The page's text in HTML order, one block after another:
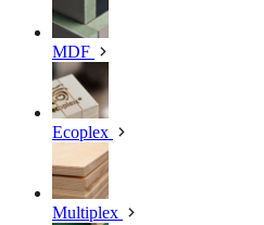
MDF
Ecoplex
Multiplex